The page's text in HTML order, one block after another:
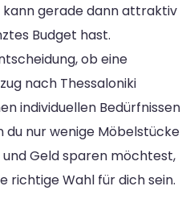
kann gerade dann attraktiv
Budget hast.
ob eine
nach Thessaloniki
individuellen Bedürfnissen
du nur wenige Möbelstücke
Geld sparen möchtest,
richtige Wahl für dich sein.